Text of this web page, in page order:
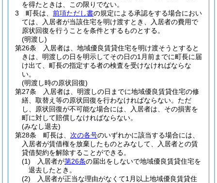
を得たときは、この限りでない。
3
町長は、 前項ただし書の規定による承認をする場合におい
ては、入居者が当該住宅を明け渡すとき、入居者の費用で
原状回復を行うことを条件とするものとする。
(明渡し)
第26条
入居者は、地域優良賃貸住宅を明け渡そうとすると
きは、明渡しの日を明示してその日の1月前までに町長に届
け出て、町長の指定する者の検査を受けなければならな
い。
(明渡し時の原状回復)
第27条
入居者は、明渡しの日までに地域優良賃貸住宅の修
繕、取替え等の原状回復を行わなければならない。 ただ
し、原状回復が不可能な場合には、入居者は、その損害を
町に対して賠償しなければならない。
(みなし退去)
第28条
町長は、 次の各号のいずれかに該当する場合には、
入居者が賃借権を放棄したものとみなして、入居者との賃
貸借契約を解除することができる。
(1)
入居者が第26条の届出をしないで地域優良賃貸住宅を
退去したとき。
(2)
入居者が正当な理由がなくて1月以上地域優良賃貸住